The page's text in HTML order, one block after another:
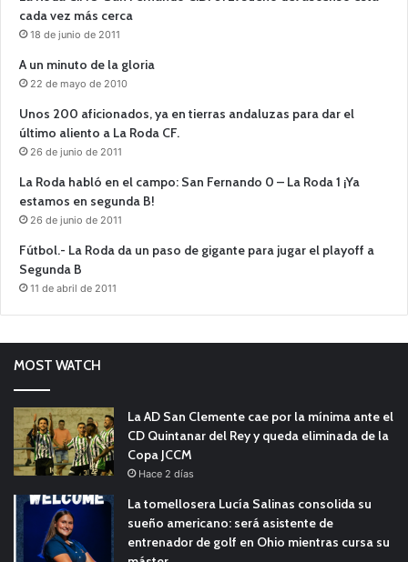
cada vez más cerca
18 de junio de 2011
A un minuto de la gloria
22 de mayo de 2010
Unos 200 aficionados, ya en tierras andaluzas para dar el
último aliento a La Roda CF.
26 de junio de 2011
La Roda habló en el campo: San Fernando 0 – La Roda 1 ¡Ya
estamos en segunda B!
26 de junio de 2011
Fútbol.- La Roda da un paso de gigante para jugar el playoff a
Segunda B
11 de abril de 2011
MOST WATCH
La AD San Clemente cae por la mínima ante el
CD Quintanar del Rey y queda eliminada de la
Copa JCCM
Hace 2 días
La tomellosera Lucía Salinas consolida su
sueño americano: será asistente de
entrenador de golf en Ohio mientras cursa su